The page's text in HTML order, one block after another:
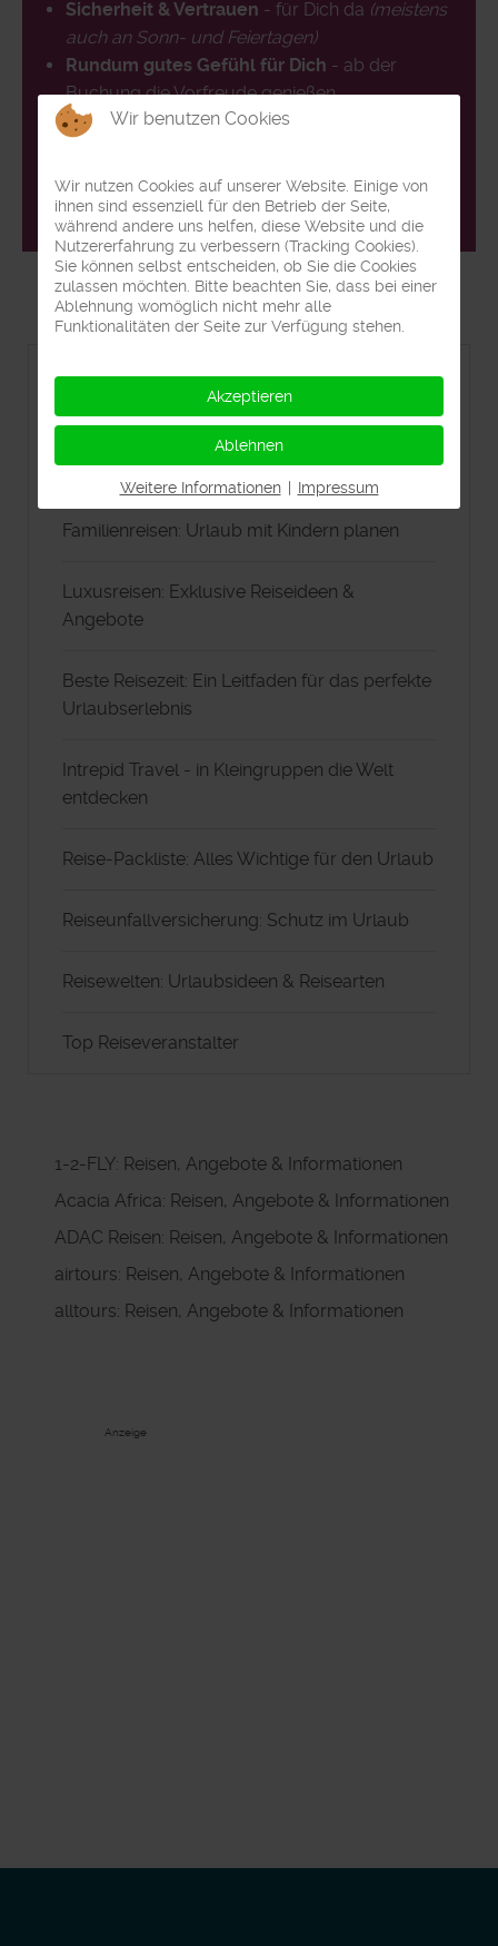
Sicherheit & Vertrauen - für Dich da (meistens
auch an Sonn- und Feiertagen)
Rundum gutes Gefühl für Dich - ab der
Buchung die Vorfreude genießen
reisebuero@klick-weg.de
eineWhatsApp Nachricht.
Frosch Sportreisen
Reiseversicherungen: Schutz für deinen
Urlaub
Familienreisen: Urlaub mit Kindern planen
Luxusreisen: Exklusive Reiseideen &
Angebote
Beste Reisezeit: Ein Leitfaden für das perfekte
Urlaubserlebnis
Intrepid Travel - in Kleingruppen die Welt
entdecken
Reise-Packliste: Alles Wichtige für den Urlaub
Reiseunfallversicherung: Schutz im Urlaub
Reisewelten: Urlaubsideen & Reisearten
Top Reiseveranstalter
1-2-FLY: Reisen, Angebote & Informationen
Acacia Africa: Reisen, Angebote & Informationen
ADAC Reisen: Reisen, Angebote & Informationen
airtours: Reisen, Angebote & Informationen
alltours: Reisen, Angebote & Informationen
Anzeige
Wir benutzen Cookies
Wir nutzen Cookies auf unserer Website. Einige von
ihnen sind essenziell für den Betrieb der Seite,
während andere uns helfen, diese Website und die
Nutzererfahrung zu verbessern (Tracking Cookies).
Sie können selbst entscheiden, ob Sie die Cookies
zulassen möchten. Bitte beachten Sie, dass bei einer
Ablehnung womöglich nicht mehr alle
Funktionalitäten der Seite zur Verfügung stehen.
Akzeptieren
Ablehnen
Weitere Informationen | Impressum